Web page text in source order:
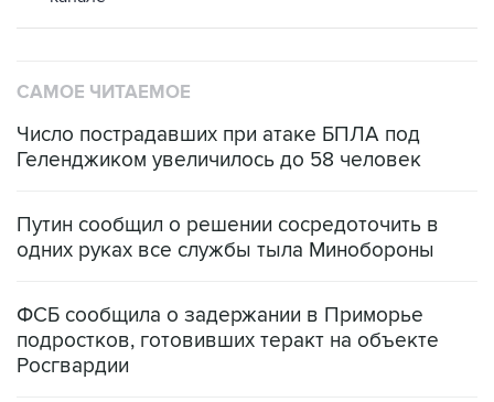
САМОЕ ЧИТАЕМОЕ
Число пострадавших при атаке БПЛА под
Геленджиком увеличилось до 58 человек
Путин сообщил о решении сосредоточить в
одних руках все службы тыла Минобороны
ФСБ сообщила о задержании в Приморье
подростков, готовивших теракт на объекте
Росгвардии